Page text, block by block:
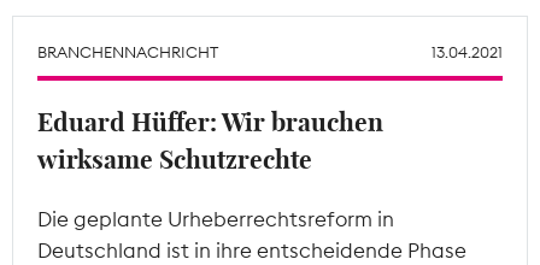
Mitgliederbereich
BRANCHENNACHRICHT 13.04.2021
Eduard Hüffer: Wir brauchen
wirksame Schutzrechte
Die geplante Urheberrechtsreform in
Deutschland ist in ihre entscheidende Phase